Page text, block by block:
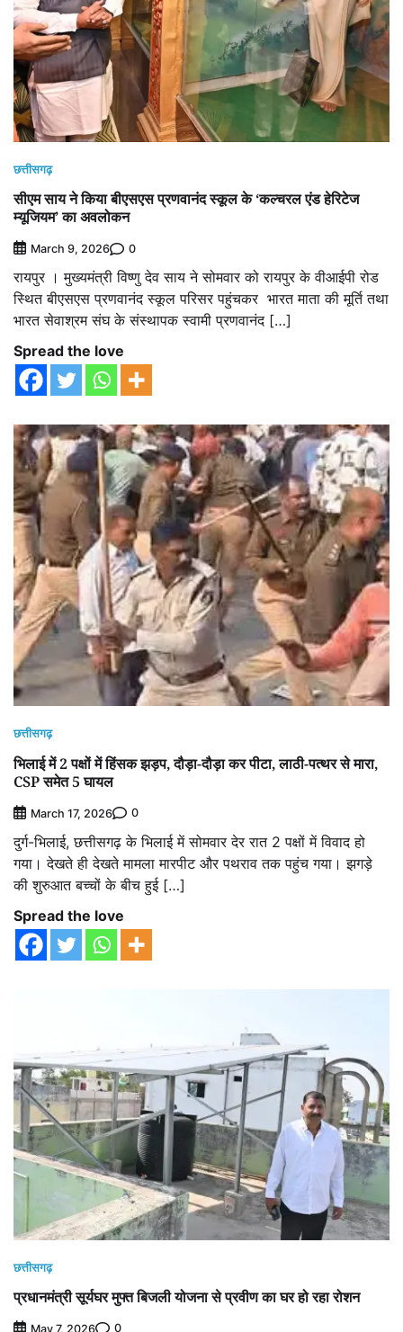
छत्तीसगढ़
सीएम साय ने किया बीएसएस प्रणवानंद स्कूल के ‘कल्चरल एंड हेरिटेज
म्यूजियम’ का अवलोकन
March 9, 2026 0
रायपुर । मुख्यमंत्री विष्णु देव साय ने सोमवार को रायपुर के वीआईपी रोड
स्थित बीएसएस प्रणवानंद स्कूल परिसर पहुंचकर भारत माता की मूर्ति तथा
भारत सेवाश्रम संघ के संस्थापक स्वामी प्रणवानंद […]
Spread the love
छत्तीसगढ़
भिलाई में 2 पक्षों में हिंसक झड़प, दौड़ा-दौड़ा कर पीटा, लाठी-पत्थर से मारा,
CSP समेत 5 घायल
March 17, 2026 0
दुर्ग-भिलाई, छत्तीसगढ़ के भिलाई में सोमवार देर रात 2 पक्षों में विवाद हो
गया। देखते ही देखते मामला मारपीट और पथराव तक पहुंच गया। झगड़े
की शुरुआत बच्चों के बीच हुई […]
Spread the love
छत्तीसगढ़
प्रधानमंत्री सूर्यघर मुफ्त बिजली योजना से प्रवीण का घर हो रहा रोशन
May 7, 2026 0